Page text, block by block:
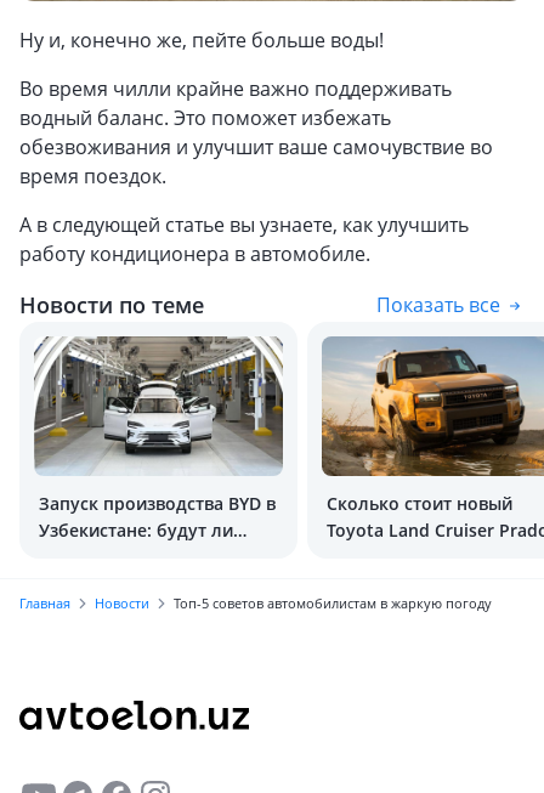
Ну и, конечно же, пейте больше воды!
Во время чилли крайне важно поддерживать
водный баланс. Это поможет избежать
обезвоживания и улучшит ваше самочувствие во
время поездок.
А в следующей статье вы узнаете, как улучшить
работу кондиционера в автомобиле.
Новости по теме Показать все
Запуск производства BYD в
Узбекистане: будут ли
Сколько стоит новый
Toyota Land Cruiser
Главная Новости Топ-5 советов автомобилистам в жаркую погоду